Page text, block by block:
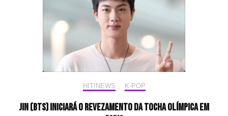
HIT!NEWS K-POP
Jin (BTS) iniciará o revezamento da tocha olímpica em